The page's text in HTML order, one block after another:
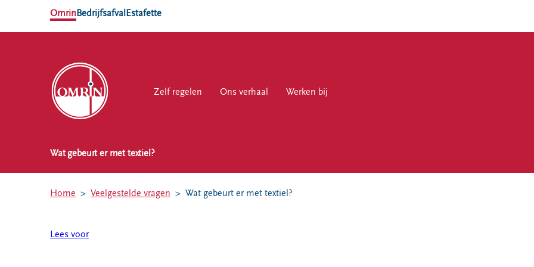
OmrinBedrijfsafval Estafette
Zelf regelen Ons verhaal Werken bij
Zelf regelen Ons verhaal Werken bij
EN
verhaal
bij
Wat gebeurt er met textiel?
Home Veelgestelde vragen Wat gebeurt er met textiel?
Lees voor